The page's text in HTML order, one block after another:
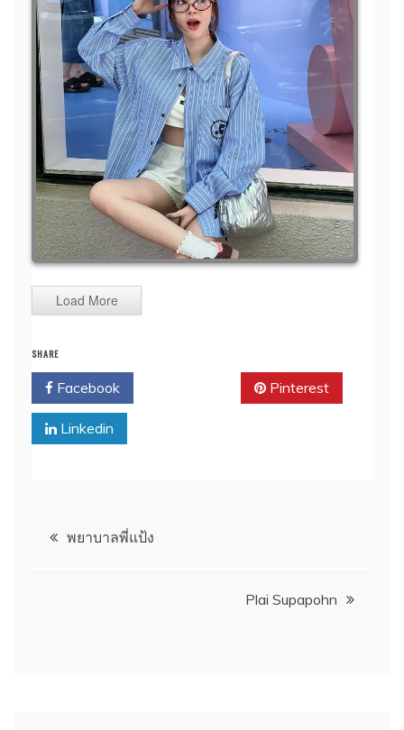
Load More
SHARE
Facebook Pinterest
Linkedin
แนะแนว
พยาบาลพี่แป้ง
Plai Supapohn